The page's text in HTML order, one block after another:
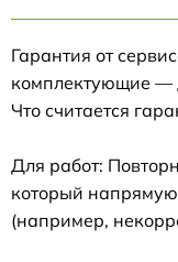
Гарантия от
комплектующие —
Что считается
Для работ:
который
(например,